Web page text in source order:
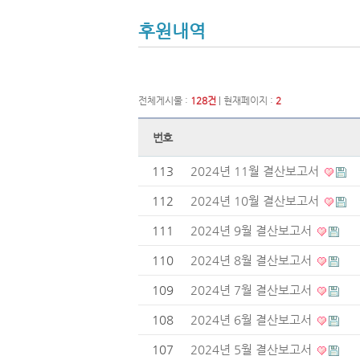
후원내역
전체게시물 : 128건 | 현재페이지 : 2
번호
113 2024년 11월 결산보고서
112 2024년 10월 결산보고서
111 2024년 9월 결산보고서
110 2024년 8월 결산보고서
109 2024년 7월 결산보고서
108 2024년 6월 결산보고서
107 2024년 5월 결산보고서